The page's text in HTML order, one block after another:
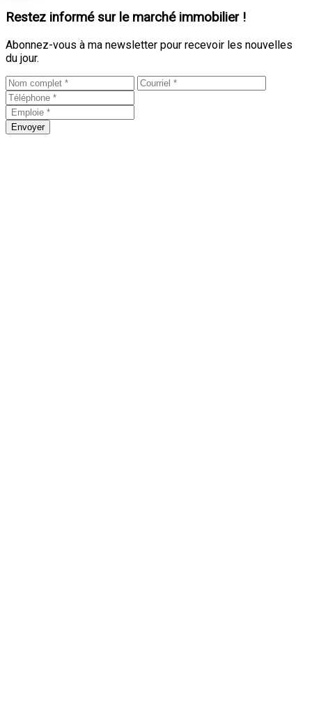
Restez informé sur le marché immobilier !
Abonnez-vous à ma newsletter pour recevoir les nouvelles
du jour.
Envoyer